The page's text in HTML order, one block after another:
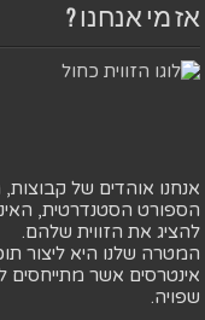
אז מי אנחנו ?
אנחנו אוהדים של
הספורט הסטנדרטית,
להציג את הזווית שלהם.
המטרה שלנו היא ליצור
אינטרסים אשר מתייחסים
שפויה.